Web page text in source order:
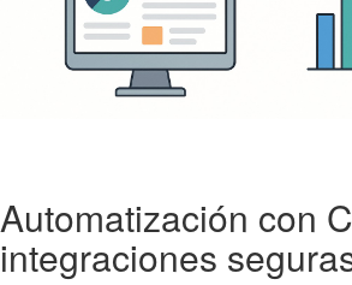
Automatización con
integraciones